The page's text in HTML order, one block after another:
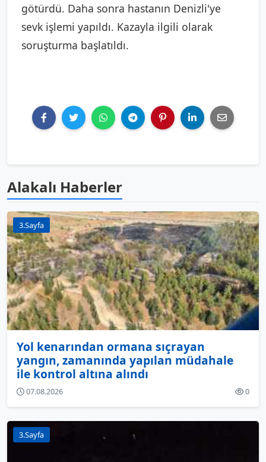
götürdü. Daha sonra hastanın Denizli'ye
sevk işlemi yapıldı. Kazayla ilgili olarak
soruşturma başlatıldı.
Alakalı Haberler
3.Sayfa
Yol kenarından ormana sıçrayan
yangın, zamanında yapılan müdahale
ile kontrol altına alındı
07.08.2026 0
3.Sayfa